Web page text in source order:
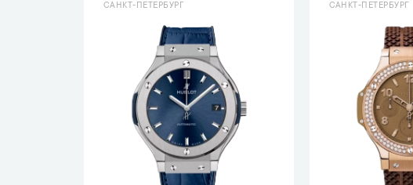
САНКТ-ПЕТЕРБУРГ САНКТ-ПЕТЕРБУРГ